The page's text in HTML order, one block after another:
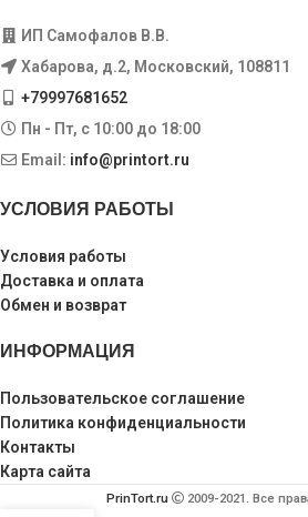
ИП Самофалов В.В.
Хабарова, д.2, Московский, 108811
+79997681652
Пн - Пт, с 10:00 до 18:00
Email: info@printort.ru
УСЛОВИЯ РАБОТЫ
Условия работы
Доставка и оплата
Обмен и возврат
ИНФОРМАЦИЯ
Пользовательское соглашение
Политика конфиденциальности
Контакты
Карта сайта
PrinTort.ru 2009-2021. Все